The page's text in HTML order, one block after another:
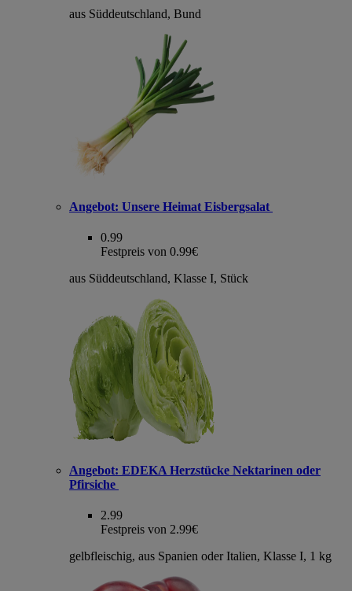
aus Süddeutschland, Bund
Angebot: Unsere Heimat Eisbergsalat
0.99
Festpreis von 0.99€
aus Süddeutschland, Klasse I, Stück
Angebot: EDEKA Herzstücke Nektarinen oder
Pfirsiche
2.99
Festpreis von 2.99€
gelbfleischig, aus Spanien oder Italien, Klasse I, 1 kg